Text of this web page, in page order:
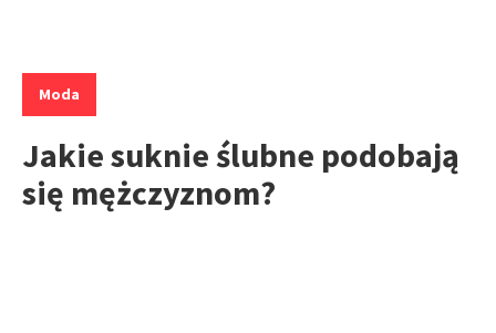
Kategorie:
Moda
Jakie suknie ślubne podobają
się mężczyznom?